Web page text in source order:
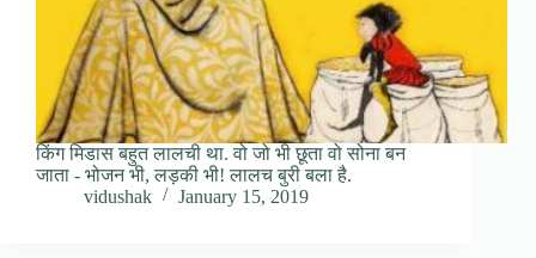
किंग मिडास बहुत लालची था. वो जो भी छूता वो सोना बन
जाता - भोजन भी, लड़की भी! लालच बुरी बला है.
vidushak
January 15, 2019